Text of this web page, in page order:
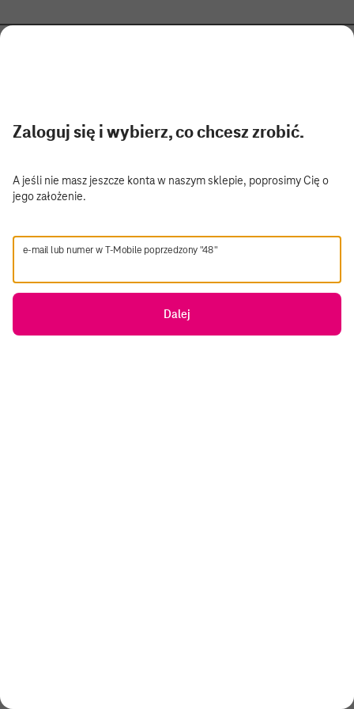
Zaloguj się i wybierz, co chcesz zrobić.
A jeśli nie masz jeszcze konta w naszym sklepie, poprosimy Cię o
jego założenie.
e-mail lub numer w T-Mobile poprzedzony "48"
Dalej